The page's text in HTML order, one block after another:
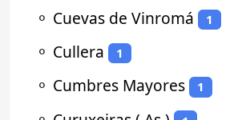
⚬ Cuevas de Vinromá 1
⚬ Cullera 1
⚬ Cumbres Mayores 1